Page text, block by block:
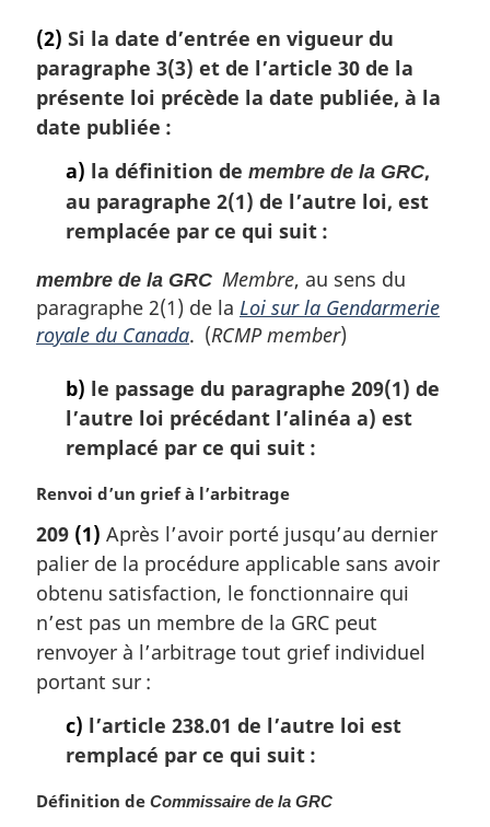
(2) Si la date d’entrée en vigueur du
paragraphe 3(3) et de l’article 30 de la
présente loi précède la date publiée, à la
date publiée :
a) la définition de membre de la GRC,
au paragraphe 2(1) de l’autre loi, est
remplacée par ce qui suit :
membre de la GRC Membre, au sens du
paragraphe 2(1) de la Loi sur la Gendarmerie
royale du Canada. (RCMP member)
b) le passage du paragraphe 209(1) de
l’autre loi précédant l’alinéa a) est
remplacé par ce qui suit :
N
t
e
m
a
g
i
:
Renvoi d’un grief à l’arbitrage
209 (1) Après l’avoir porté jusqu’au dernier
palier de la procédure applicable sans avoir
obtenu satisfaction, le fonctionnaire qui
n’est pas un membre de la GRC peut
renvoyer à l’arbitrage tout grief individuel
portant sur :
c) l’article 238.01 de l’autre loi est
remplacé par ce qui suit :
N
Définition de Commissaire de la GRC